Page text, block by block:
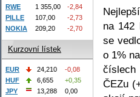
na 142
se
o 1%
číslech
ČEZu
RWE
1 355,00
-2,84
PILLE
107,00
-2,73
NOKIA
209,20 -2,70
Kurzovní lístek
EUR 24,210
-0,08
HUF
6,655
+0,35
JPY
13,288
0,00